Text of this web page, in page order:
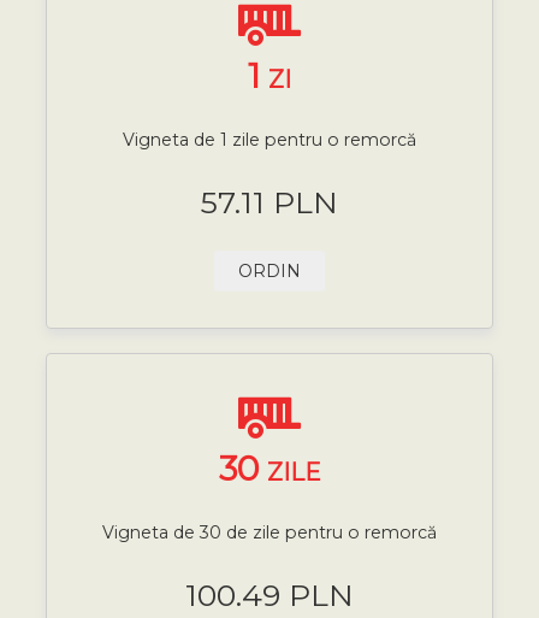
1 ZI
Vigneta de 1 zile pentru o remorcă
57.11 PLN
ORDIN
30 ZILE
Vigneta de 30 de zile pentru o remorcă
100.49 PLN